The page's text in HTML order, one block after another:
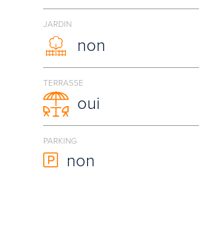
JARDIN
non
TERRASSE
oui
PARKING
non